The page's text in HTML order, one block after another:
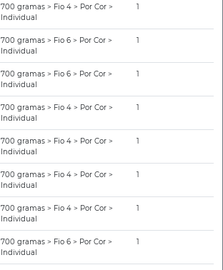
700 gramas > Fio 4 > Por Cor >
Individual
1
700 gramas > Fio 6 > Por Cor >
Individual
1
700 gramas > Fio 6 > Por Cor >
Individual
1
700 gramas > Fio 4 > Por Cor >
Individual
1
700 gramas > Fio 4 > Por Cor >
Individual
1
700 gramas > Fio 4 > Por Cor >
Individual
1
700 gramas > Fio 4 > Por Cor >
Individual
1
700 gramas > Fio 6 > Por Cor >
Individual
1